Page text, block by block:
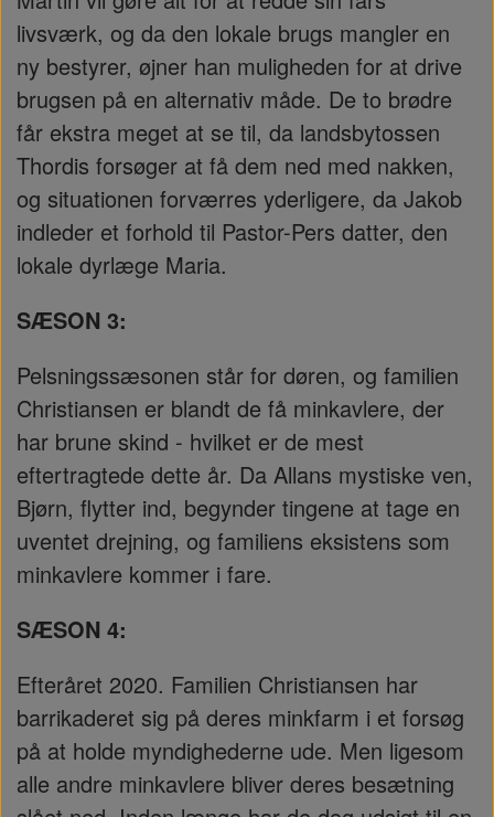
livsværk, og da den lokale brugs mangler en
ny bestyrer, øjner han muligheden for at drive
brugsen på en alternativ måde. De to brødre
får ekstra meget at se til, da landsbytossen
Thordis forsøger at få dem ned med nakken,
og situationen forværres yderligere, da Jakob
indleder et forhold til Pastor-Pers datter, den
lokale dyrlæge Maria.
SÆSON 3:
Pelsningssæsonen står for døren, og familien
Christiansen er blandt de få minkavlere, der
har brune skind - hvilket er de mest
eftertragtede dette år. Da Allans mystiske ven,
Bjørn, flytter ind, begynder tingene at tage en
uventet drejning, og familiens eksistens som
minkavlere kommer i fare.
SÆSON 4:
Efteråret 2020. Familien Christiansen har
barrikaderet sig på deres minkfarm i et forsøg
på at holde myndighederne ude. Men ligesom
alle andre minkavlere bliver deres besætning